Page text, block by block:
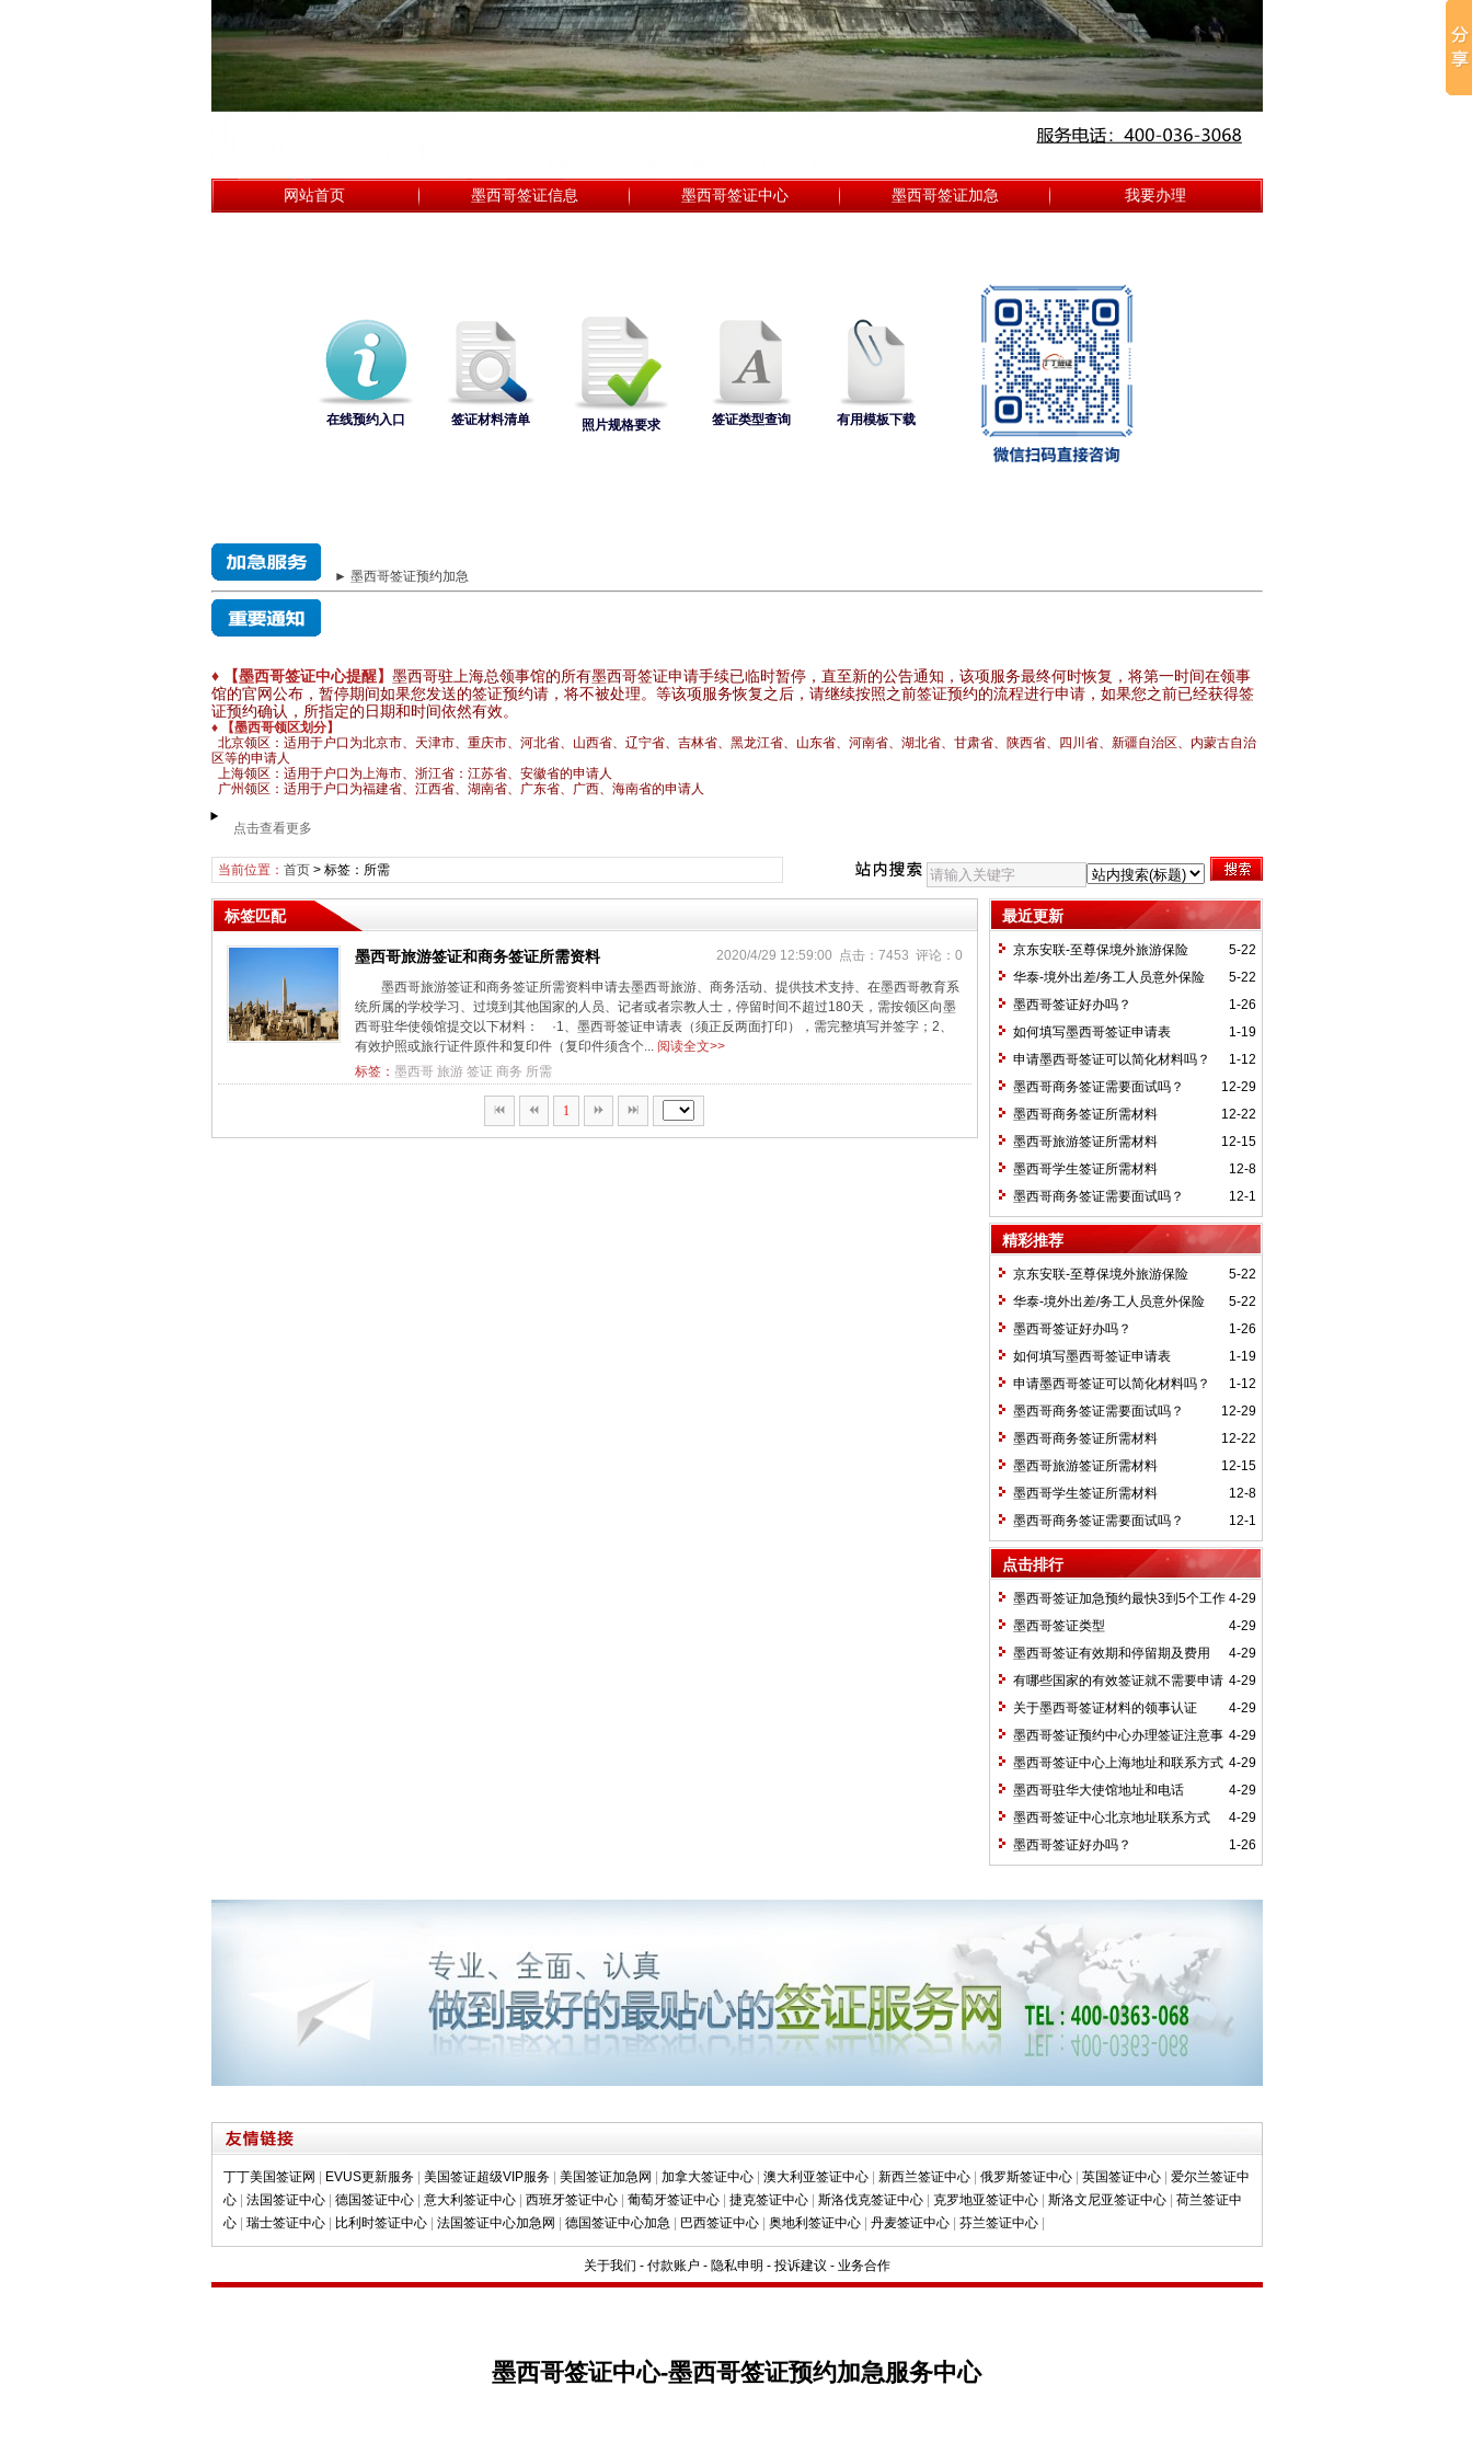
网站首页 墨西哥签证信息 墨西哥签证中心 墨西哥签证加急 我要办理
在线预约入口 签证材料清单 照片规格要求 签证类型查询 有用模板下载
► 墨西哥签证预约加急
♦ 【墨西哥签证中心提醒】 墨西哥驻上海总领事馆的所有墨西哥签证申请手续已临时暂停，直至新的公告通知，该项服务最终何时恢复，将第一时间在领事
馆的官网公布，暂停期间如果您发送的签证预约请，将不被处理。等该项服务恢复之后，请继续按照之前签证预约的流程进行申请，如果您之前已经获得签
证预约确认，所指定的日期和时间依然有效。
♦ 【墨西哥领区划分】
北京领区：适用于户口为北京市、天津市、重庆市、河北省、山西省、辽宁省、吉林省、黑龙江省、山东省、河南省、湖北省、甘肃省、陕西省、四川省、新疆自治区、内蒙古自治
区等的申请人
上海领区：适用于户口为上海市、浙江省：江苏省、安徽省的申请人
广州领区：适用于户口为福建省、江西省、湖南省、广东省、广西、海南省的申请人
点击查看更多
当前位置： 首页> 标签：所需
标签匹配
2020/4/29 12:59:00 点击：7453 评论：0
墨西哥旅游签证和商务签证所需资料
墨西哥旅游签证和商务签证所需资料申请去墨西哥旅游、商务活动、提供技术支持、在墨西哥教育系
统所属的学校学习、过境到其他国家的人员、记者或者宗教人士，停留时间不超过180天，需按领区向墨
西哥驻华使领馆提交以下材料： ·1、墨西哥签证申请表（须正反两面打印），需完整填写并签字；2、
有效护照或旅行证件原件和复印件（复印件须含个... 阅读全文>>
标签： 墨西哥 旅游 签证 商务 所需
1
最近更新
5-22
京东安联-至尊保境外旅游保险
5-22
华泰-境外出差/务工人员意外保险
1-26
墨西哥签证好办吗？
1-19
如何填写墨西哥签证申请表
1-12
申请墨西哥签证可以简化材料吗？
12-29
墨西哥商务签证需要面试吗？
12-22
墨西哥商务签证所需材料
12-15
墨西哥旅游签证所需材料
12-8
墨西哥学生签证所需材料
12-1
墨西哥商务签证需要面试吗？
精彩推荐
5-22
京东安联-至尊保境外旅游保险
5-22
华泰-境外出差/务工人员意外保险
1-26
墨西哥签证好办吗？
1-19
如何填写墨西哥签证申请表
1-12
申请墨西哥签证可以简化材料吗？
12-29
墨西哥商务签证需要面试吗？
12-22
墨西哥商务签证所需材料
12-15
墨西哥旅游签证所需材料
12-8
墨西哥学生签证所需材料
12-1
墨西哥商务签证需要面试吗？
点击排行
4-29
墨西哥签证加急预约最快3到5个工作
日安排入馆
4-29
墨西哥签证类型
4-29
墨西哥签证有效期和停留期及费用
4-29
有哪些国家的有效签证就不需要申请
墨西哥签证即可在境内停留180天
4-29
关于墨西哥签证材料的领事认证
4-29
墨西哥签证预约中心办理签证注意事
项
4-29
墨西哥签证中心上海地址和联系方式
4-29
墨西哥驻华大使馆地址和电话
4-29
墨西哥签证中心北京地址联系方式
1-26
墨西哥签证好办吗？
丁丁美国签证网 EVUS更新服务 美国签证超级VIP服务 美国签证加急网 加拿大签证中心 澳大利亚签证中心 新西兰签证中心 俄罗斯签证中心 英国签证中心
爱尔兰签证中
心
法国签证中心 德国签证中心 意大利签证中心 西班牙签证中心 葡萄牙签证中心 捷克签证中心 斯洛伐克签证中心 克罗地亚签证中心 斯洛文尼亚签证中心
荷兰签证中
心
瑞士签证中心 比利时签证中心 法国签证中心加急网 德国签证中心加急 巴西签证中心 奥地利签证中心 丹麦签证中心 芬兰签证中心
关于我们 - 付款账户 - 隐私申明 - 投诉建议 - 业务合作
墨西哥签证中心-墨西哥签证预约加急服务中心